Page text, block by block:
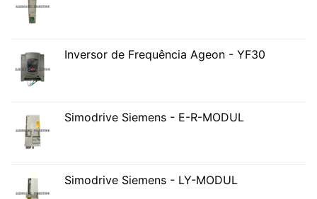
Inversor de Frequência Ageon - YF30
Simodrive Siemens - E-R-MODUL
Simodrive Siemens - LY-MODUL